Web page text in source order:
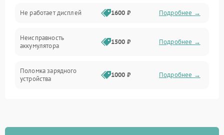
Засор
Привод
Не работает дисплей 1600 ₽ Подробнее →
Неисправность
аккумулятора
1500 ₽ Подробнее →
Поломка зарядного
устройства
1000 ₽ Подробнее →
Поломка кнопки